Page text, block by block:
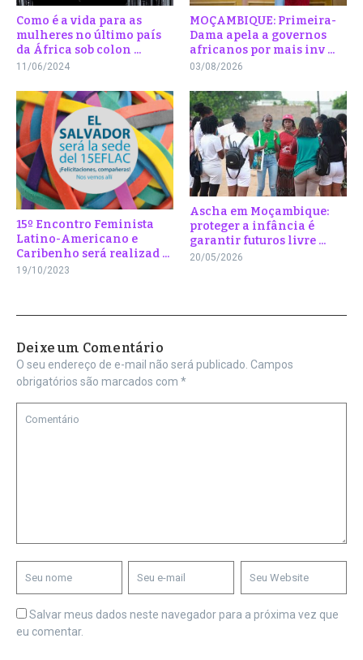
Como é a vida para as
mulheres no último país
da África sob colon ...
11/06/2024
MOÇAMBIQUE: Primeira-
Dama apela a governos
africanos por mais inv ...
03/08/2026
15º Encontro Feminista
Latino-Americano e
Caribenho será realizad ...
19/10/2023
Ascha em Moçambique:
proteger a infância é
garantir futuros livre ...
20/05/2026
Deixe um Comentário
O seu endereço de e-mail não será publicado. Campos
obrigatórios são marcados com *
Salvar meus dados neste navegador para a próxima vez que
eu comentar.